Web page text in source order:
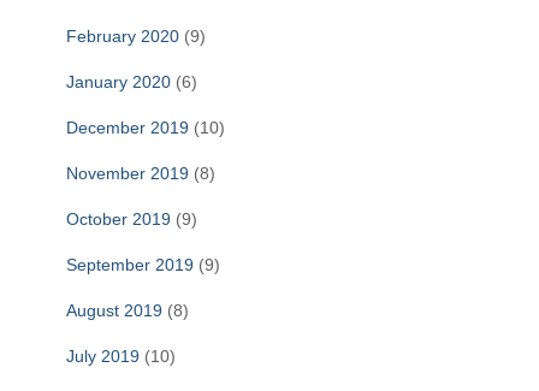
February 2020 (9)
January 2020 (6)
December 2019 (10)
November 2019 (8)
October 2019 (9)
September 2019 (9)
August 2019 (8)
July 2019 (10)